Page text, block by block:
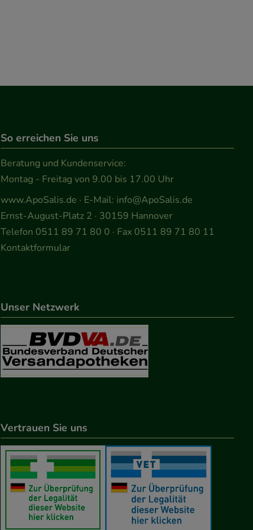
So erreichen Sie uns
Beratung und Kundenservice:
Montag - Freitag von 9.00 bis 17.00 Uhr
www.ApoSalis.de · E-Mail: info@ApoSalis.de
Ernst-August-Platz 2 · 30159 Hannover
Telefon 0511 89 71 80 0 · Fax 0511 89 71 80 11
Kontaktformular
Unser Netzwerk
Vertrauen Sie uns